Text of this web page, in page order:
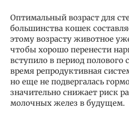
Оптимальный возраст для
большинства кошек
этому возрасту животное
чтобы хорошо перенести
вступило в период полового
время репродуктивная
но еще не подвергалась
значительно снижает риск
молочных желез в будущем.